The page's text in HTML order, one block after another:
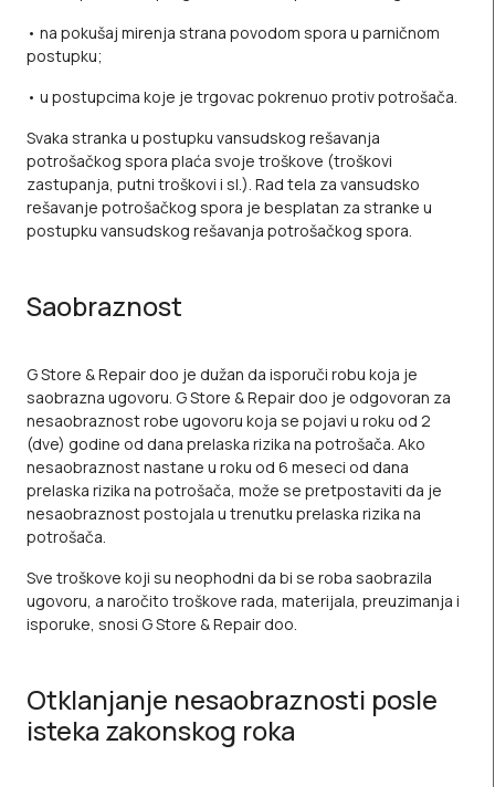
• na pokušaj mirenja strana povodom spora u parničnom
postupku;
• u postupcima koje je trgovac pokrenuo protiv potrošača.
Svaka stranka u postupku vansudskog rešavanja
potrošačkog spora plaća svoje troškove (troškovi
zastupanja, putni troškovi i sl.). Rad tela za vansudsko
rešavanje potrošačkog spora je besplatan za stranke u
postupku vansudskog rešavanja potrošačkog spora.
Saobraznost
G Store & Repair doo je dužan da isporuči robu koja je
saobrazna ugovoru. G Store & Repair doo je odgovoran za
nesaobraznost robe ugovoru koja se pojavi u roku od 2
(dve) godine od dana prelaska rizika na potrošača. Ako
nesaobraznost nastane u roku od 6 meseci od dana
prelaska rizika na potrošača, može se pretpostaviti da je
nesaobraznost postojala u trenutku prelaska rizika na
potrošača.
Sve troškove koji su neophodni da bi se roba saobrazila
ugovoru, a naročito troškove rada, materijala, preuzimanja i
isporuke, snosi G Store & Repair doo.
Otklanjanje nesaobraznosti posle
isteka zakonskog roka